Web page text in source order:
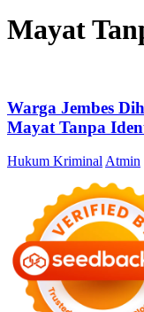
Mayat
Warga Jembes
Mayat Tanpa
Hukum Kriminal Atmin